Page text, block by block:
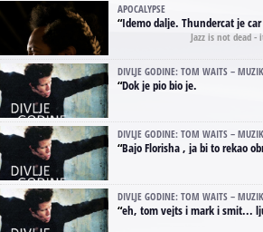
APOCALYPSE
“Idemo dalje. Thundercat je
Jazz is not dead
DIVLJE GODINE: TOM WAITS –
“Dok je pio bio je.
DIVLJE GODINE: TOM WAITS –
“Bajo Florisha , ja bi to rekao obrnuto: Beefheart je
DIVLJE GODINE: TOM WAITS –
“eh, tom vejts i mark i smit... ljudi koji bi muzici više